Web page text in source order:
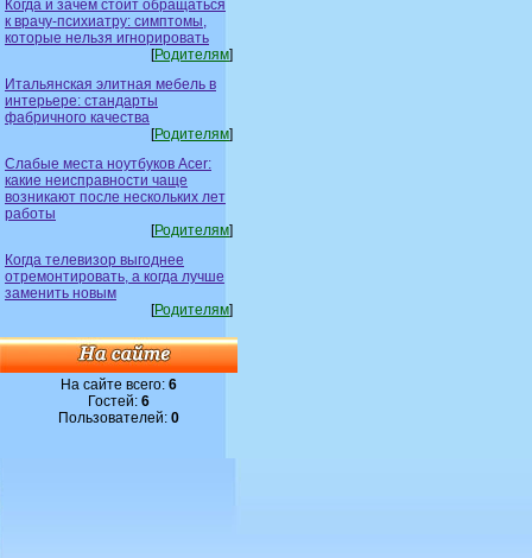
Когда и зачем стоит обращаться
к врачу-психиатру: симптомы,
которые нельзя игнорировать
[Родителям]
Итальянская элитная мебель в
интерьере: стандарты
фабричного качества
[Родителям]
Слабые места ноутбуков Acer:
какие неисправности чаще
возникают после нескольких лет
работы
[Родителям]
Когда телевизор выгоднее
отремонтировать, а когда лучше
заменить новым
[Родителям]
На сайте всего: 6
Гостей: 6
Пользователей: 0